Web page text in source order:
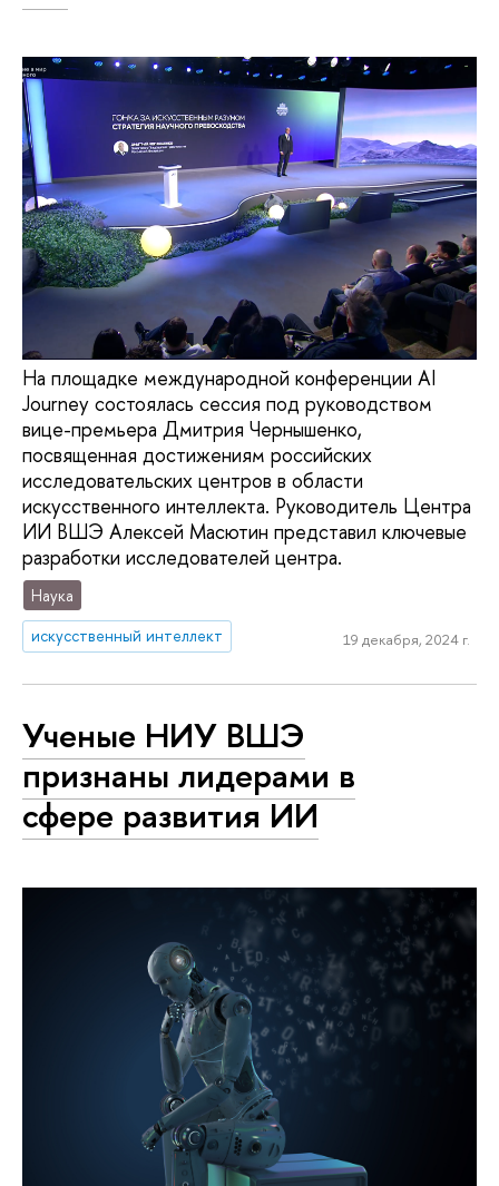
На площадке международной конференции AI
Journey состоялась сессия под руководством
вице-премьера Дмитрия Чернышенко,
посвященная достижениям российских
исследовательских центров в области
искусственного интеллекта. Руководитель Центра
ИИ ВШЭ Алексей Масютин представил ключевые
разработки исследователей центра.
Наука
искусственный интеллект
19 декабря, 2024 г.
Ученые НИУ ВШЭ
признаны лидерами в
сфере развития ИИ